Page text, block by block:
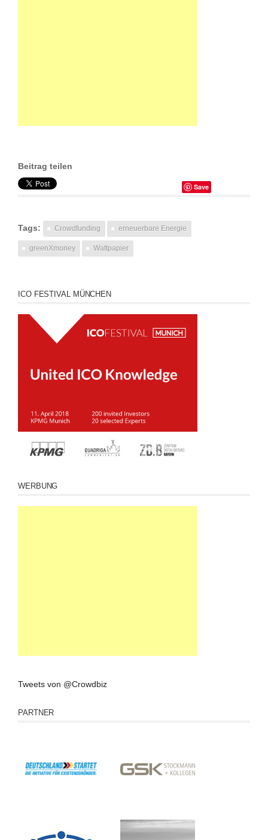
Beitrag teilen
Save
Tags: Crowdfunding erneuerbare Energie
greenXmoney Wattpapier
ICO FESTIVAL MÜNCHEN
WERBUNG
Tweets von @Crowdbiz
PARTNER